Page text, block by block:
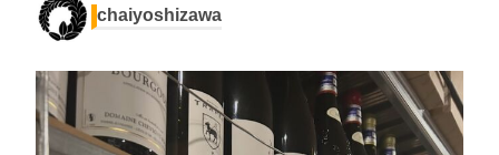
chaiyoshizawa